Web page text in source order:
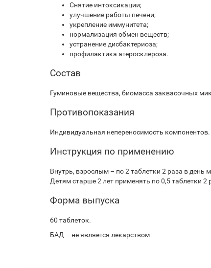
Снятие интоксикации;
улучшение работы печени;
укрепление иммунитета;
нормализация обмен веществ;
устранение дисбактериоза;
профилактика атеросклероза.
Состав
Гуминовые вещества, биомасса заквасочных
Противопоказания
Индивидуальная непереносимость компонентов.
Инструкция по применению
Внутрь, взрослым – по 2 таблетки 2 раза в
Детям старше 2 лет применять по 0,5 таблетки 2
Форма выпуска
60 таблеток.
БАД – не является лекарством